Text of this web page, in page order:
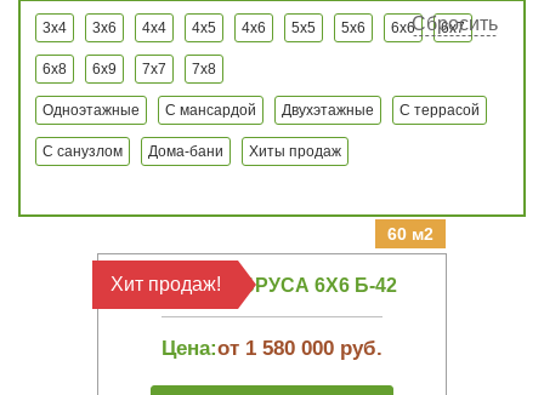
Сбросить
3x4 3x6 4x4 4x5 4x6 5x5 5x6 6x6 6x7
6x8 6x9 7x7 7x8
Одноэтажные С мансардой Двухэтажные С террасой
С санузлом Дома-бани Хиты продаж
60 м2
БАНЯ ИЗ БРУСА 6Х6 Б-42
Цена:от 1 580 000 руб.
Хит продаж!